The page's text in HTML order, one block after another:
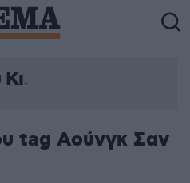
tag Αούνγκ Σαν